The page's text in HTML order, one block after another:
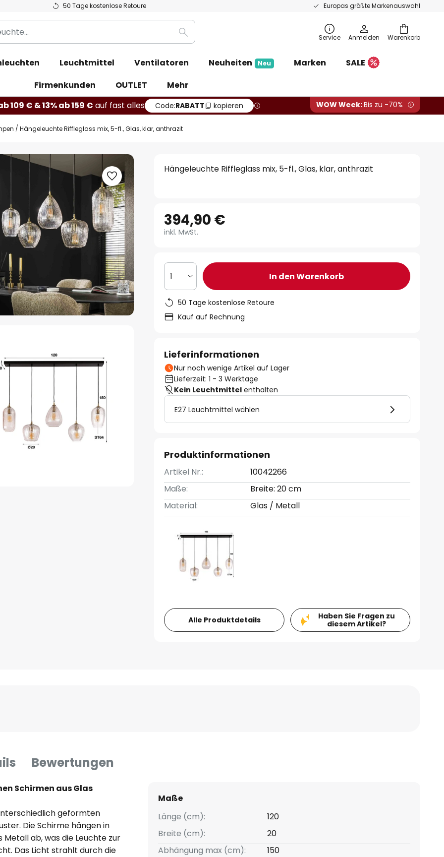
50 Tage kostenlose Retoure Europas größte Markenauswahl
Warenkorb
Suche Service Anmelden
Leuchtmittel Ventilatoren Neuheiten Neu Marken
SALE
Firmenkunden
OUTLET
Mehr
109 € & 13% ab 159 € auf fast alles Code:RABATT kopieren WOW Week:Bis zu -70%
Hängeleuchte Riffleglass mix, 5-fl., Glas, klar, anthrazit
Hängeleuchte Riffleglass mix, 5-fl., Glas, klar, anthrazit
394,90 €
inkl. MwSt.
1 In den Warenkorb
50 Tage kostenlose Retoure
Kauf auf Rechnung
Lieferinformationen
Nur noch wenige Artikel auf Lager
Lieferzeit: 1 - 3 Werktage
Kein Leuchtmittel enthalten
E27 Leuchtmittel wählen
Produktinformationen
Artikel Nr.:
10042266
Maße:
Breite: 20 cm
Material:
Glas / Metall
Alle Produktdetails
Haben Sie Fragen zu
diesem Artikel?
Bewertungen
Schirmen aus Glas
geformten
Die Schirme hängen in
ab, was die Leuchte zur
Das Licht strahlt durch die
Maße
Länge (cm):
120
Breite (cm):
20
Abhängung max (cm):
150